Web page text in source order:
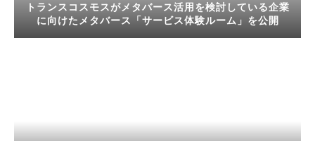
トランスコスモスがメタバース活用を検討している企業
に向けたメタバース「サービス体験ルーム」を公開